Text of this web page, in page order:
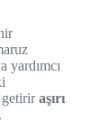
yardımcı
getiriraşırı